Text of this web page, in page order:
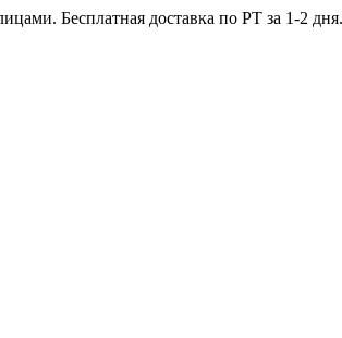
Бесплатная доставка по РТ за 1-2 дня.